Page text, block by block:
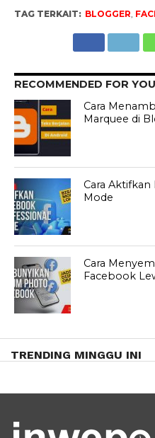
TAG TERKAIT: BLOGGER
RECOMMENDED FOR YOU
Cara
Marquee di
Cara
Mode
Cara
Facebook
TRENDING MINGGU INI